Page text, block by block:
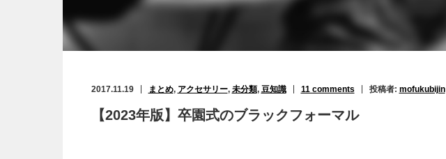
2017.11.19 まとめ, アクセサリー, 未分類, 豆知識 11 comments 投稿者: mofukubijin
【2023年版】卒園式のブラックフォーマル